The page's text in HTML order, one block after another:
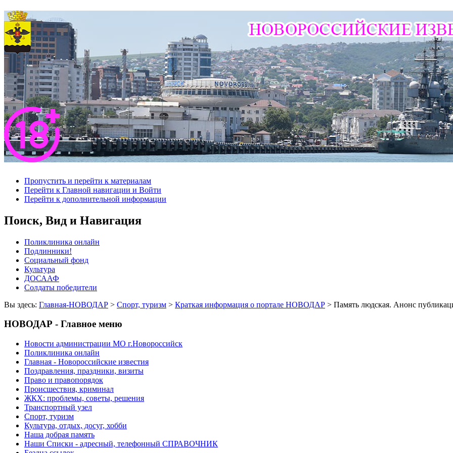
Пропустить и перейти к материалам
Перейти к Главной навигации и Войти
Перейти к дополнительной информации
Поиск, Вид и Навигация
Поликлиника онлайн
Подлинники!
Социальный фонд
Культура
ДОСААФ
Солдаты победители
Вы здесь: Главная-НОВОДАР > Спорт, туризм > Краткая информация о портале НОВОДАР > Память людская. Анонс
НОВОДАР - Главное меню
Новости администрации МО г.Новороссийск
Поликлиника онлайн
Главная - Новороссийские известия
Поздравления, праздники, визиты
Право и правопорядок
Происшествия, криминал
ЖКХ: проблемы, советы, решения
Транспортный узел
Спорт, туризм
Культура, отдых, досуг, хобби
Наша добрая память
Наши Списки - адресный, телефонный СПРАВОЧНИК